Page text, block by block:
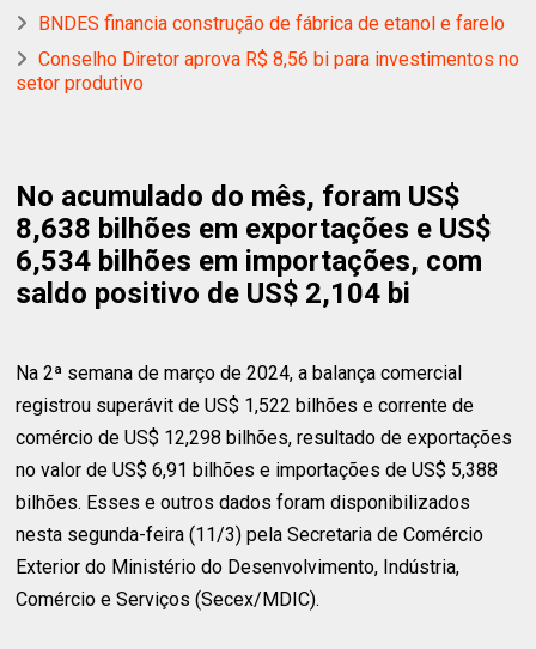
BNDES financia construção de fábrica de etanol e farelo
Conselho Diretor aprova R$ 8,56 bi para investimentos no
setor produtivo
No acumulado do mês, foram US$
8,638 bilhões em exportações e US$
6,534 bilhões em importações, com
saldo positivo de US$ 2,104 bi
Na 2ª semana de março de 2024, a balança comercial
registrou superávit de US$ 1,522 bilhões e corrente de
comércio de US$ 12,298 bilhões, resultado de exportações
no valor de US$ 6,91 bilhões e importações de US$ 5,388
bilhões. Esses e outros dados foram disponibilizados
nesta segunda-feira (11/3) pela Secretaria de Comércio
Exterior do Ministério do Desenvolvimento, Indústria,
Comércio e Serviços (Secex/MDIC).